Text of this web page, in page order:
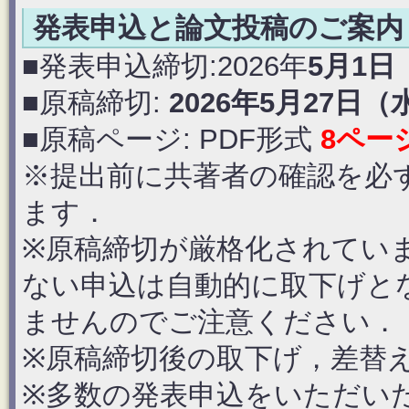
発表申込と論文投稿のご案内
■発表申込締切:2026年5月1日
■原稿締切: 2026年5月27日（
■原稿ページ: PDF形式 8ペー
※提出前に共著者の確認を必
ます．
※原稿締切が厳格化されてい
ない申込は自動的に取下げ
ませんのでご注意ください．
※原稿締切後の取下げ，差替
※多数の発表申込をいただい